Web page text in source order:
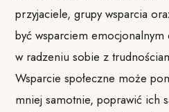
przyjaciele, grupy wsparcia
być wsparciem
w radzeniu sobie z
Wsparcie społeczne może
mniej samotnie, poprawić ich